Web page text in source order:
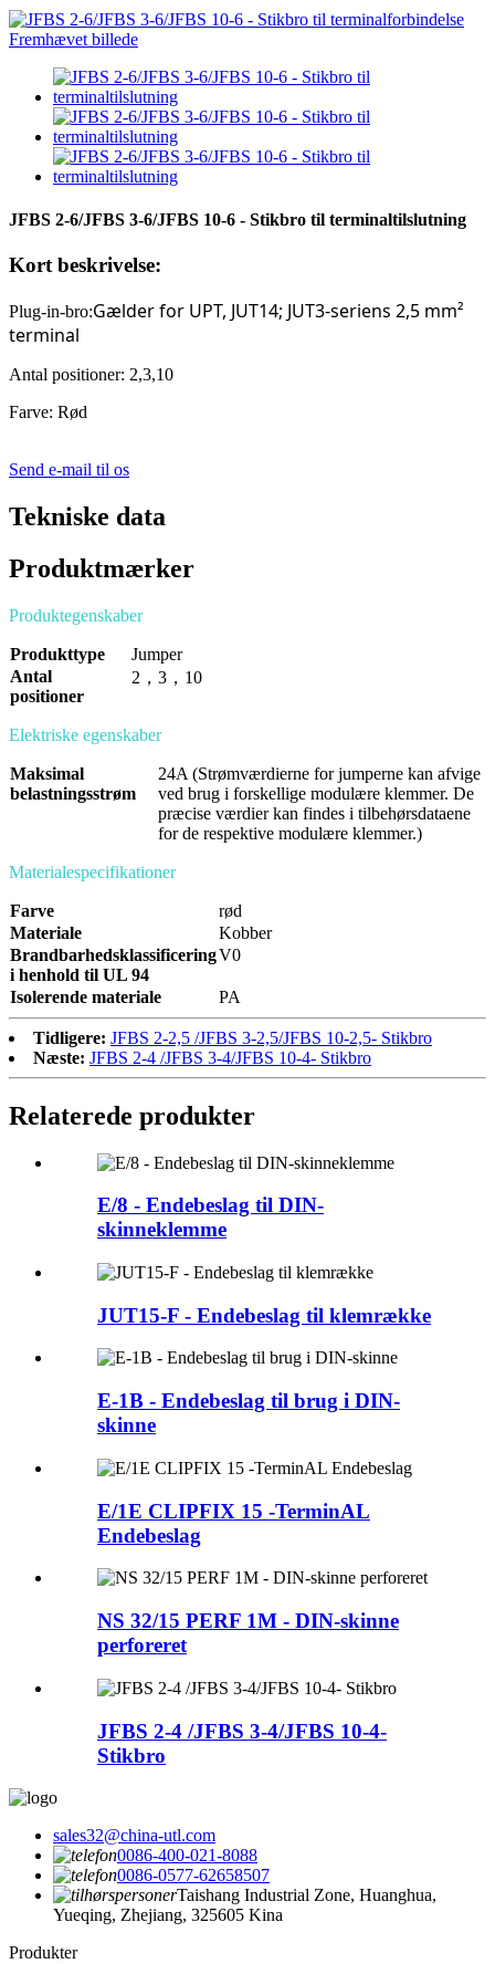
JFBS 2-6/JFBS 3-6/JFBS 10-6 - Stikbro til terminaltilslutning
Kort beskrivelse:
Plug-in-bro:Gælder for UPT, JUT14; JUT3-seriens 2,5 mm²
terminal
Antal positioner: 2,3,10
Farve: Rød
Send e-mail til os
Tekniske data
Produktmærker
Produktegenskaber
Produkttype
Jumper
Antal
positioner
2 ， 3 ， 10
Elektriske egenskaber
Maksimal
belastningsstrøm
24A (Strømværdierne for jumperne kan afvige
ved brug i forskellige modulære klemmer. De
præcise værdier kan findes i tilbehørsdataene
for de respektive modulære klemmer.)
Materialespecifikationer
Farve
rød
Materiale
Kobber
Brandbarhedsklassificering
i henhold til UL 94
V0
Isolerende materiale PA
Tidligere: JFBS 2-2,5 /JFBS 3-2,5/JFBS 10-2,5- Stikbro
Næste: JFBS 2-4 /JFBS 3-4/JFBS 10-4- Stikbro
Relaterede produkter
E/8 - Endebeslag til DIN-
skinneklemme
JUT15-F - Endebeslag til klemrække
E-1B - Endebeslag til brug i DIN-
skinne
E/1E CLIPFIX 15 -TerminAL
Endebeslag
NS 32/15 PERF 1M - DIN-skinne
perforeret
JFBS 2-4 /JFBS 3-4/JFBS 10-4-
Stikbro
sales32@china-utl.com
0086-400-021-8088
0086-0577-62658507
Taishang Industrial Zone, Huanghua,
Yueqing, Zhejiang, 325605 Kina
Produkter